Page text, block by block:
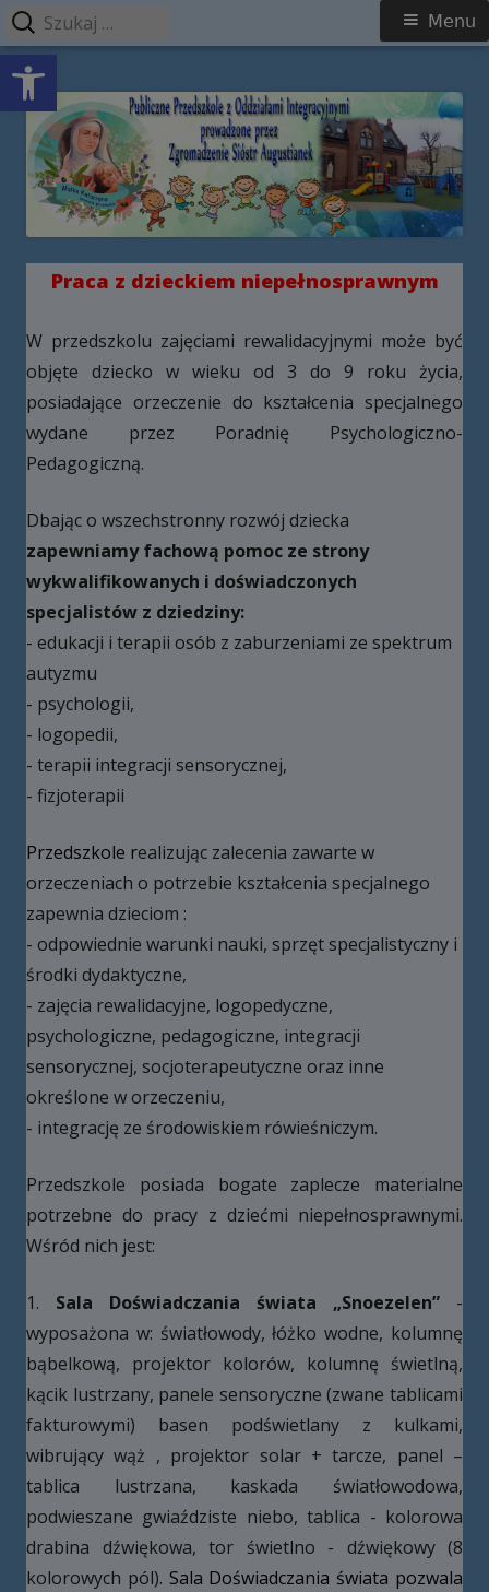
Open toolbar
Przeskocz
treści
Publiczne Przedszkole z Oddziałami
Integracyjnymi prowadzone przez
Zgromadzenie Sióstr Augustianek
Menu
główne
Menu
Praca z dzieckiem niepełnosprawnym
W przedszkolu zajęciami rewalidacyjnymi może być
objęte dziecko w wieku od 3 do 9 roku życia,
posiadające orzeczenie do kształcenia specjalnego
wydane przez Poradnię Psychologiczno-
Pedagogiczną.
Dbając o wszechstronny rozwój dziecka
zapewniamy fachową pomoc ze strony
wykwalifikowanych i doświadczonych
specjalistów z dziedziny:
- edukacji i terapii osób z zaburzeniami ze spektrum
autyzmu
- psychologii,
- logopedii,
- terapii integracji sensorycznej,
- fizjoterapii
Przedszkole realizując zalecenia zawarte w
orzeczeniach o potrzebie kształcenia specjalnego
zapewnia dzieciom :
- odpowiednie warunki nauki, sprzęt specjalistyczny i
środki dydaktyczne,
- zajęcia rewalidacyjne, logopedyczne,
psychologiczne, pedagogiczne, integracji
sensorycznej, socjoterapeutyczne oraz inne
określone w orzeczeniu,
- integrację ze środowiskiem rówieśniczym.
Przedszkole posiada bogate zaplecze materialne
potrzebne do pracy z dziećmi niepełnosprawnymi.
Wśród nich jest:
1. Sala Doświadczania świata „Snoezelen” -
wyposażona w: światłowody, łóżko wodne, kolumnę
bąbelkową, projektor kolorów, kolumnę świetlną,
kącik lustrzany, panele sensoryczne (zwane tablicami
fakturowymi) basen podświetlany z kulkami,
wibrujący wąż , projektor solar + tarcze, panel –
tablica lustrzana, kaskada światłowodowa,
podwieszane gwiaździste niebo, tablica - kolorowa
drabina dźwiękowa, tor świetlno - dźwiękowy (8
kolorowych pól). Sala Doświadczania świata pozwala